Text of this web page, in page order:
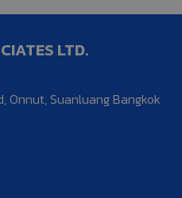
LTD.
Onnut, Suanluang Bangkok